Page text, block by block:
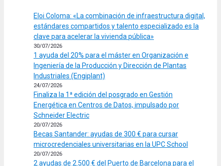
Eloi Coloma: «La combinación de infraestructura digital,
estándares compartidos y talento especializado es la
clave para acelerar la vivienda pública»
30/07/2026
1 ayuda del 20% para el máster en Organización e
Ingeniería de la Producción y Dirección de Plantas
Industriales (Engiplant)
24/07/2026
Finaliza la 1ª edición del posgrado en Gestión
Energética en Centros de Datos, impulsado por
Schneider Electric
20/07/2026
Becas Santander: ayudas de 300 € para cursar
microcredenciales universitarias en la UPC School
20/07/2026
2 ayudas de 2.500 € del Puerto de Barcelona para el